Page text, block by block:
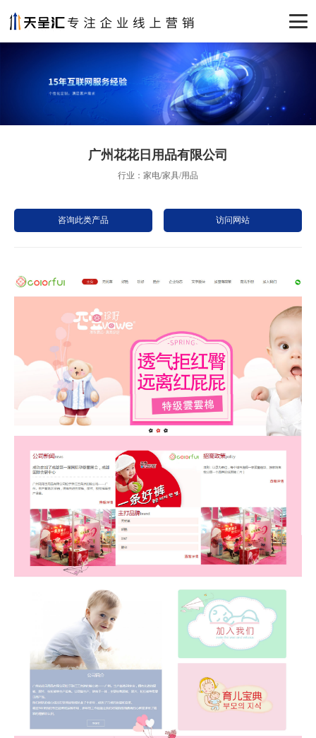
广州花花日用品有限公司
行业：家电/家具/用品
咨询此类产品 访问网站